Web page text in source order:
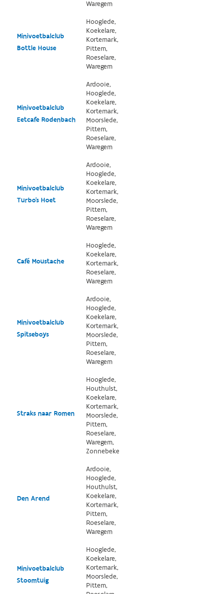
Waregem
Minivoetbalclub
Bottle House
Hooglede,
Koekelare,
Kortemark,
Pittem,
Roeselare,
Waregem
Minivoetbalclub
Eetcafe Rodenbach
Ardooie,
Hooglede,
Koekelare,
Kortemark,
Moorslede,
Pittem,
Roeselare,
Waregem
Minivoetbalclub
Turbo's Hoet
Ardooie,
Hooglede,
Koekelare,
Kortemark,
Moorslede,
Pittem,
Roeselare,
Waregem
Café Moustache
Hooglede,
Koekelare,
Kortemark,
Roeselare,
Waregem
Minivoetbalclub
Spitseboys
Ardooie,
Hooglede,
Koekelare,
Kortemark,
Moorslede,
Pittem,
Roeselare,
Waregem
Straks naar Romen
Hooglede,
Houthulst,
Koekelare,
Kortemark,
Moorslede,
Pittem,
Roeselare,
Waregem,
Zonnebeke
Den Arend
Ardooie,
Hooglede,
Houthulst,
Koekelare,
Kortemark,
Pittem,
Roeselare,
Waregem
Minivoetbalclub
Stoomtuig
Hooglede,
Koekelare,
Kortemark,
Moorslede,
Pittem,